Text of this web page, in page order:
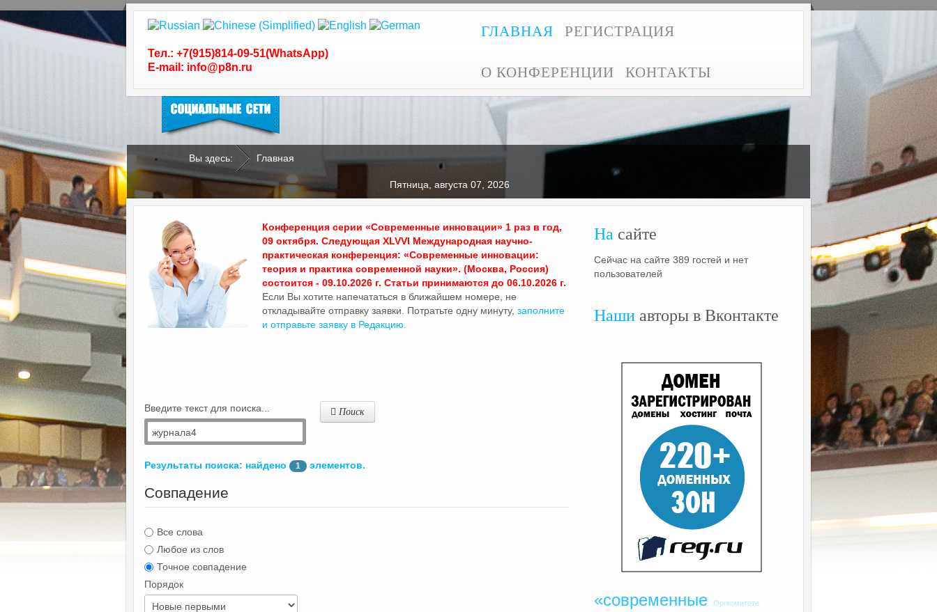
Тел.: +7(915)814-09-51(WhatsApp)
E-mail: info@p8n.ru
ГЛАВНАЯ РЕГИСТРАЦИЯ
О КОНФЕРЕНЦИИ КОНТАКТЫ
Следуйте за нами в
.
Вы здесь: Главная
Пятница, августа 07, 2026
Конференция серии «Современные инновации» 1 раз в год,
09 октября. Следующая XLVVI Международная научно-
практическая конференция: «Современные инновации:
теория и практика современной науки». (Москва, Россия)
состоится - 09.10.2026 г. Статьи принимаются до 06.10.2026 г.
Если Вы хотите напечататься в ближайшем номере, не
откладывайте отправку заявки. Потратьте одну минуту, заполните
и отправьте заявку в Редакцию.
Введите текст для поиска... Поиск
Результаты поиска: найдено 1 элементов.
Совпадение
Все слова
Любое из слов
Точное совпадение
Порядок
На сайте
Сейчас на сайте 389 гостей и нет
пользователей
Наши авторы в Вконтакте
«современные
Оргкомитете